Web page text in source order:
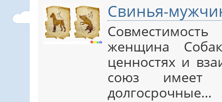
Свинья-
женщина
ценностях и
союз
долгосрочные…